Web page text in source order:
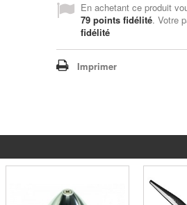
En achetant ce produit
79 points fidélité. Votre
fidélité
Imprimer